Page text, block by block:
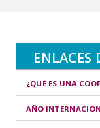
ENLACES
¿QUÉ ES UNA
AÑO